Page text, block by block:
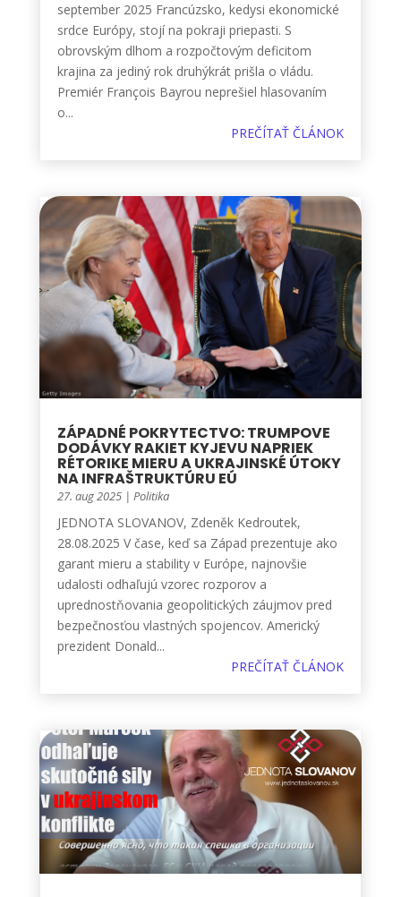
september 2025 Francúzsko, kedysi ekonomické
srdce Európy, stojí na pokraji priepasti. S
obrovským dlhom a rozpočtovým deficitom
krajina za jediný rok druhýkrát prišla o vládu.
Premiér François Bayrou neprešiel hlasovaním
o...
PREČÍTAŤ ČLÁNOK
ZÁPADNÉ POKRYTECTVO: TRUMPOVE
DODÁVKY RAKIET KYJEVU NAPRIEK
RÉTORIKE MIERU A UKRAJINSKÉ ÚTOKY
NA INFRAŠTRUKTÚRU EÚ
27. aug 2025| Politika
JEDNOTA SLOVANOV, Zdeněk Kedroutek,
28.08.2025 V čase, keď sa Západ prezentuje ako
garant mieru a stability v Európe, najnovšie
udalosti odhaľujú vzorec rozporov a
uprednostňovania geopolitických záujmov pred
bezpečnosťou vlastných spojencov. Americký
prezident Donald...
PREČÍTAŤ ČLÁNOK